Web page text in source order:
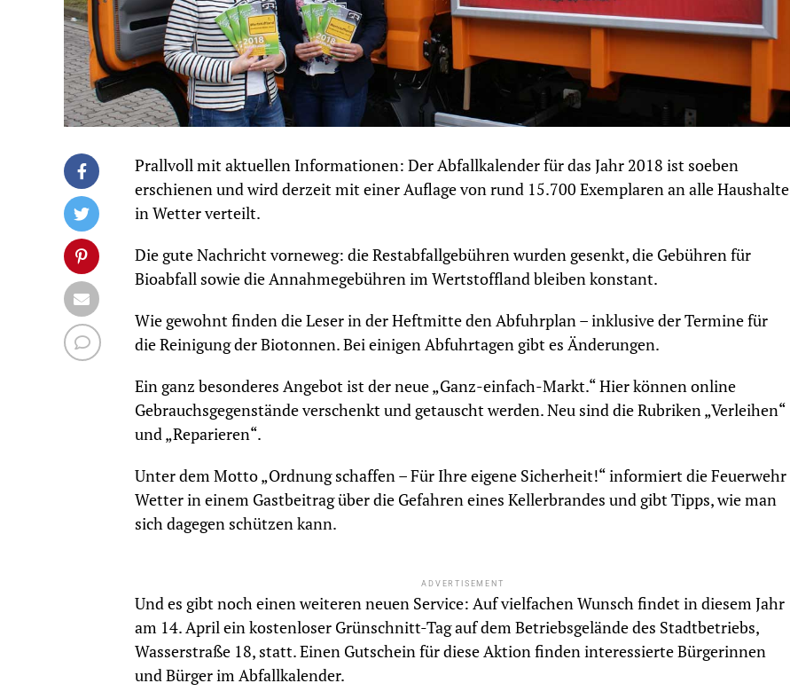
Prallvoll mit aktuellen Informationen: Der Abfallkalender für das Jahr 2018 ist soeben
erschienen und wird derzeit mit einer Auflage von rund 15.700 Exemplaren an alle Haushalte
in Wetter verteilt.
Die gute Nachricht vorneweg: die Restabfallgebühren wurden gesenkt, die Gebühren für
Bioabfall sowie die Annahmegebühren im Wertstoffland bleiben konstant.
Wie gewohnt finden die Leser in der Heftmitte den Abfuhrplan – inklusive der Termine für
die Reinigung der Biotonnen. Bei einigen Abfuhrtagen gibt es Änderungen.
Ein ganz besonderes Angebot ist der neue „Ganz-einfach-Markt.“ Hier können online
Gebrauchsgegenstände verschenkt und getauscht werden. Neu sind die Rubriken „Verleihen“
und „Reparieren“.
Unter dem Motto „Ordnung schaffen – Für Ihre eigene Sicherheit!“ informiert die Feuerwehr
Wetter in einem Gastbeitrag über die Gefahren eines Kellerbrandes und gibt Tipps, wie man
sich dagegen schützen kann.
ADVERTISEMENT
Und es gibt noch einen weiteren neuen Service: Auf vielfachen Wunsch findet in diesem Jahr
am 14. April ein kostenloser Grünschnitt-Tag auf dem Betriebsgelände des Stadtbetriebs,
Wasserstraße 18, statt. Einen Gutschein für diese Aktion finden interessierte Bürgerinnen
und Bürger im Abfallkalender.